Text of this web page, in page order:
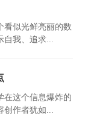
看似光鲜亮丽的数
我、追求...
在这个信息爆炸的
作者犹如...